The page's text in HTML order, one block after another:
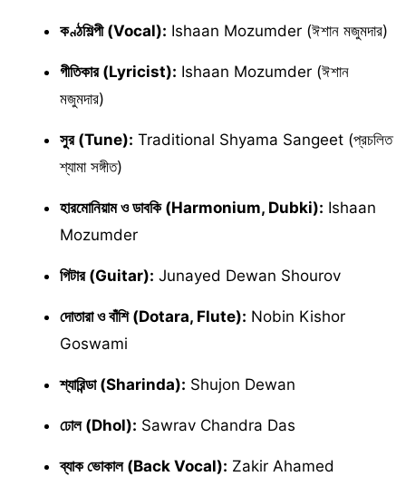
কণ্ঠশিল্পী (Vocal): Ishaan Mozumder (ঈশান মজুমদার)
গীতিকার (Lyricist): Ishaan Mozumder (ঈশান
মজুমদার)
সুর (Tune): Traditional Shyama Sangeet (প্রচলিত
শ্যামা সঙ্গীত)
হারমোনিয়াম ও ডাবকি (Harmonium, Dubki): Ishaan
Mozumder
গিটার (Guitar): Junayed Dewan Shourov
দোতারা ও বাঁশি (Dotara, Flute): Nobin Kishor
Goswami
শ্যারিন্ডা (Sharinda): Shujon Dewan
ঢোল (Dhol): Sawrav Chandra Das
ব্যাক ভোকাল (Back Vocal): Zakir Ahamed